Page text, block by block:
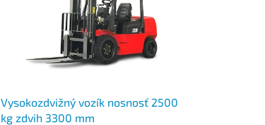
Vysokozdvižný vozík nosnosť 2500
kg zdvih 3300 mm